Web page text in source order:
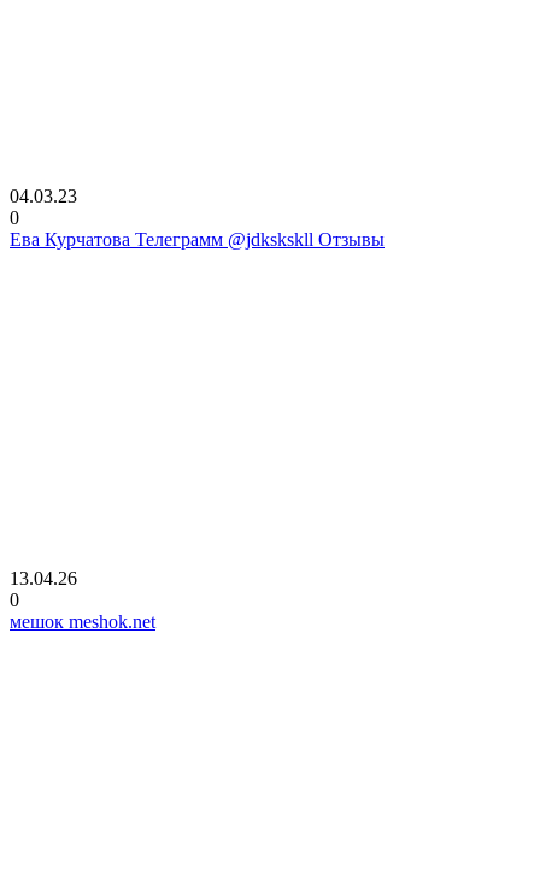
04.03.23
0
Ева Курчатова Телеграмм @jdkskskll Отзывы
13.04.26
0
мешок meshok.net